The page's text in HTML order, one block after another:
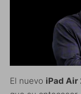
El nuevo iPad Air